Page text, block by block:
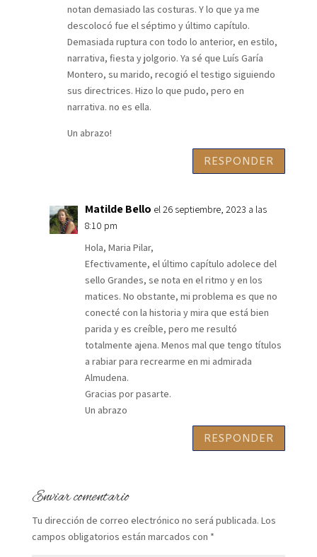
notan demasiado las costuras. Y lo que ya me
descolocó fue el séptimo y último capítulo.
Demasiada ruptura con todo lo anterior, en estilo,
narrativa, fiesta y jolgorio. Ya sé que Luís Garía
Montero, su marido, recogió el testigo siguiendo
sus directrices. Hizo lo que pudo, pero en
narrativa. no es ella.
Un abrazo!
RESPONDER
Matilde Bello el 26 septiembre, 2023 a las
8:10 pm
Hola, Maria Pilar,
Efectivamente, el último capítulo adolece del
sello Grandes, se nota en el ritmo y en los
matices. No obstante, mi problema es que no
conecté con la historia y mira que está bien
parida y es creíble, pero me resultó
totalmente ajena. Menos mal que tengo títulos
a rabiar para recrearme en mi admirada
Almudena.
Gracias por pasarte.
Un abrazo
RESPONDER
Enviar comentario
Tu dirección de correo electrónico no será publicada. Los
campos obligatorios están marcados con *